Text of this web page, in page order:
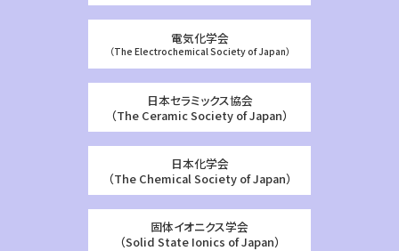
電気化学会
（The Electrochemical Society of Japan）
日本セラミックス協会
（The Ceramic Society of Japan）
日本化学会
（The Chemical Society of Japan）
固体イオニクス学会
（Solid State Ionics of Japan）